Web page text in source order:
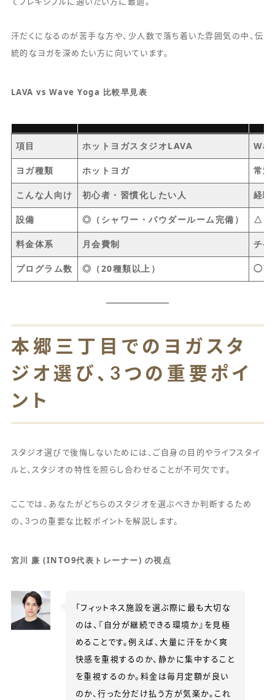
てフレキシブルに通いたい方に最適。
汗だくになるのが苦手な方や、少人数で落ち着いた雰囲気の中、伝
統的なヨガを深めたい方に向いています。
LAVA vs Wave Yoga 比較早見表
項目 ホットヨガスタジオLAVA
ヨガ種類 ホットヨガ 常温
こんな人向け 初心者・習慣化したい人 経験
設備 ◎（シャワー・パウダールーム完備） △（
料金体系 月会費制 チケ
プログラム数 ◎（20種類以上） ◯（
本郷三丁目でのヨガスタ
ジオ選び、3つの重要ポイ
ント
スタジオ選びで後悔しないためには、ご自身の目的やライフスタイ
ルと、スタジオの特性を照らし合わせることが不可欠です。
ここでは、あなたがどちらのスタジオを選ぶべきか判断するため
の、3つの重要な比較ポイントを解説します。
宮川 廉 (INTO9代表トレーナー) の視点
「フィットネス施設を選ぶ際に最も大切な
のは、『自分が継続できる環境か』を見極
めることです。例えば、大量に汗をかく爽
快感を重視するのか、静かに集中すること
を重視するのか。料金は毎月定額が良い
のか、行った分だけ払う方が気楽か。これ